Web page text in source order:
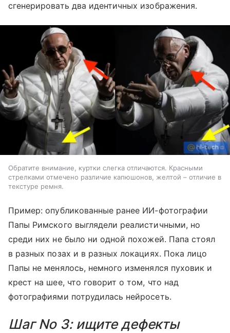
сгенерировать два идентичных изображения.
Обратите внимание, куртки слегка отличаются. Красными
стрелками отмечено различие капюшонов, желтой – отличие в
текстуре ремня.
Пример: опубликованные ранее ИИ-фотографии
Папы Римского выглядели реалистичными, но
среди них не было ни одной похожей. Папа стоял
в разных позах и в разных локациях. Пока лицо
Папы не менялось, немного изменялся пуховик и
крест на шее, что говорит о том, что над
фотографиями потрудилась нейросеть.
Шаг No 3: ищите дефекты